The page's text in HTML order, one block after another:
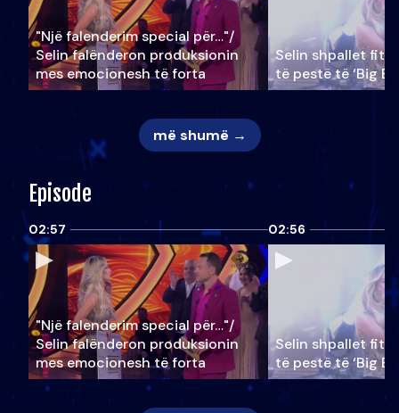
"Një falenderim special për…"/
Selin falënderon produksionin
mes emocionesh të forta
Selin shpallet
të pestë të ‘Big
më shumë →
Episode
02:57
"Një falenderim special për…"/
Selin falënderon produksionin
mes emocionesh të forta
02:56
Selin shpallet
të pestë të ‘Big